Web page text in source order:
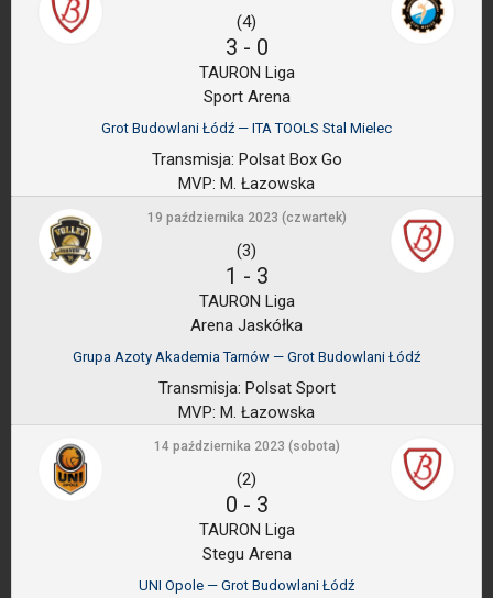
(4)
3 - 0
TAURON Liga
Sport Arena
Grot Budowlani Łódź — ITA TOOLS Stal Mielec
Transmisja: Polsat Box Go
MVP: M. Łazowska
19 października 2023 (czwartek)
(3)
1 - 3
TAURON Liga
Arena Jaskółka
Grupa Azoty Akademia Tarnów — Grot Budowlani Łódź
Transmisja: Polsat Sport
MVP: M. Łazowska
14 października 2023 (sobota)
(2)
0 - 3
TAURON Liga
Stegu Arena
UNI Opole — Grot Budowlani Łódź